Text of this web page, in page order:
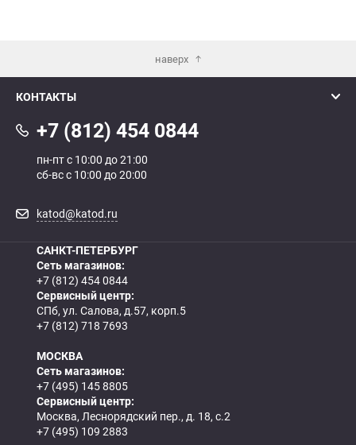
Как определить полярность?
наверх
КОНТАКТЫ
+7 (812) 454 0844
пн-пт с 10:00 до 21:00
сб-вс с 10:00 до 20:00
katod@katod.ru
САНКТ-ПЕТЕРБУРГ
Сеть магазинов:
+7 (812) 454 0844
Сервисный центр:
СПб, ул. Салова, д.57, корп.5
+7 (812) 718 7693
МОСКВА
Сеть магазинов:
+7 (495) 145 8805
Сервисный центр:
Москва, Леснорядский пер., д. 18, с.2
+7 (495) 109 2883